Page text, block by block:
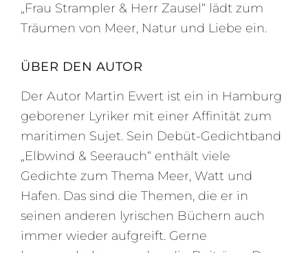
„Frau Strampler & Herr Zausel“ lädt zum
Träumen von Meer, Natur und Liebe ein.
ÜBER DEN AUTOR
Der Autor Martin Ewert ist ein in Hamburg
geborener Lyriker mit einer Affinität zum
maritimen Sujet. Sein Debüt-Gedichtband
„Elbwind & Seerauch“ enthält viele
Gedichte zum Thema Meer, Watt und
Hafen. Das sind die Themen, die er in
seinen anderen lyrischen Büchern auch
immer wieder aufgreift. Gerne